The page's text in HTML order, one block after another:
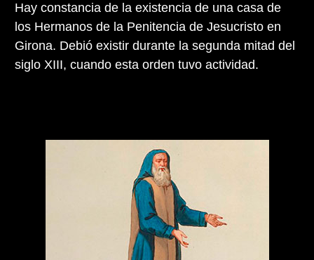
Hay constancia de la existencia de una casa de
los Hermanos de la Penitencia de Jesucristo en
Girona. Debió existir durante la segunda mitad del
siglo XIII, cuando esta orden tuvo actividad.